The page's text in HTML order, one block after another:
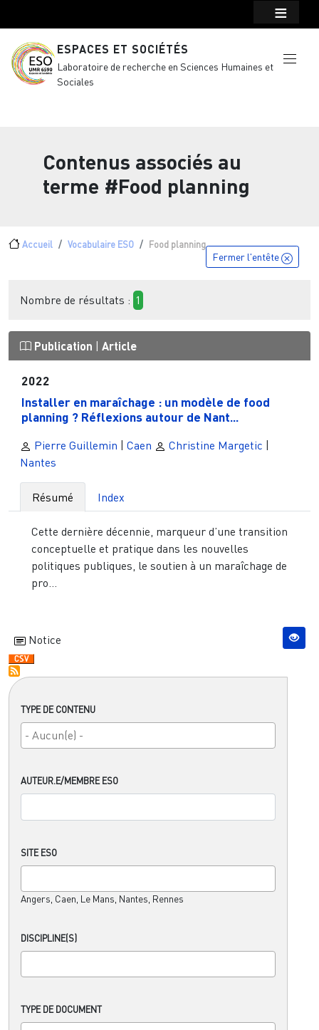
ESPACES ET SOCIÉTÉS
Laboratoire de recherche en Sciences Humaines et
Sociales
Contenus associés au
terme #Food planning
Fil d'Ariane
Accueil Vocabulaire ESO Food planning
TYPE DE CONTENU
AUTEUR.E/MEMBRE ESO
SITE ESO
Angers, Caen, Le Mans, Nantes, Rennes
DISCIPLINE(S)
TYPE DE DOCUMENT
Fermer l'entête
Nombre de résultats : 1
Publication Article
2022
Installer en maraîchage : un modèle de food
planning ? Réflexions autour de Nant...
Pierre Guillemin | Caen Christine Margetic |
Nantes
Résumé Index
Cette dernière décennie, marqueur d’une transition
conceptuelle et pratique dans les nouvelles
politiques publiques, le soutien à un maraîchage de
pro...
Notice